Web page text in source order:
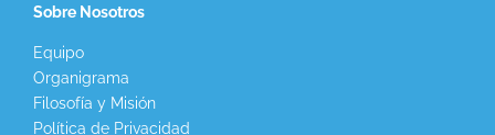
Sobre Nosotros
Equipo
Organigrama
Filosofía y Misión
Política de Privacidad